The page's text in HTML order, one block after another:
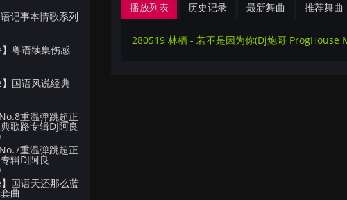
语记事本情歌系列
】粤语续集伤感
】国语风说经典
重温弹跳超正
歌路专辑DJ阿良
重温弹跳超正
辑DJ阿良
】国语天还那么蓝
曲
播放列表 历史记录 最新舞曲 推荐舞曲
280519 林栖 - 若不是因为你(Dj炮哥 ProgHouse